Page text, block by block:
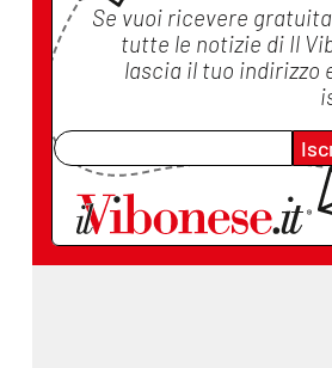
Se vuoi ricevere
tutte le notizie di Il
lascia il tuo indirizzo